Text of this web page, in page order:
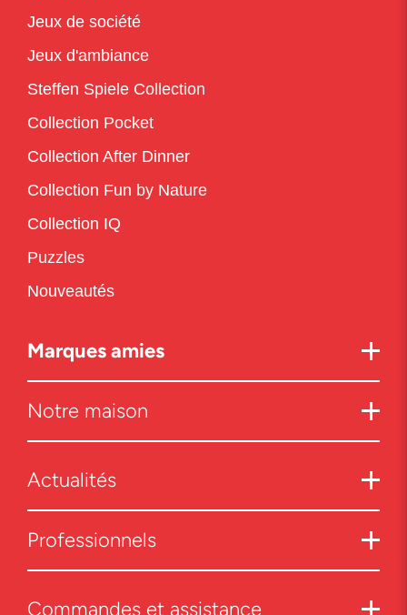
Jeux de société
Jeux d'ambiance
Steffen Spiele Collection
Collection Pocket
Collection After Dinner
Collection Fun by Nature
Collection IQ
Puzzles
Nouveautés
Marques amies
Notre maison
Actualités
Professionnels
Commandes et assistance